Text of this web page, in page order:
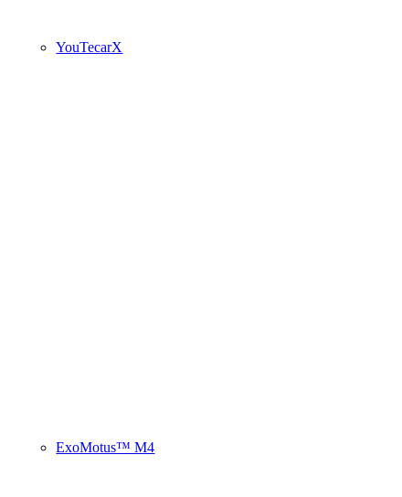
YouTecarX
ExoMotus™ M4